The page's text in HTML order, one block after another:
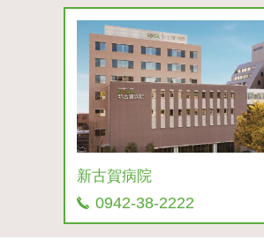
新古賀病院
0942-38-2222